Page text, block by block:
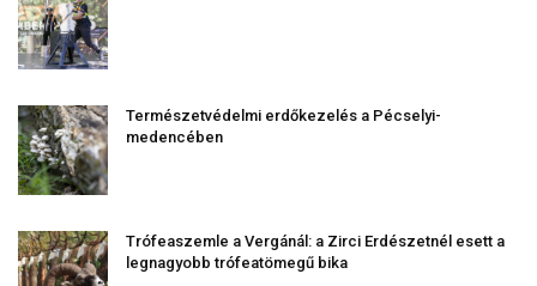
Természetvédelmi erdőkezelés a Pécselyi-
medencében
Trófeaszemle a Vergánál: a Zirci Erdészetnél esett a
legnagyobb trófeatömegű bika